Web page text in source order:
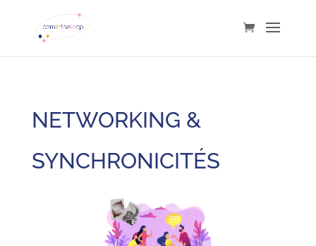
NETWORKING &
SYNCHRONICITÉS